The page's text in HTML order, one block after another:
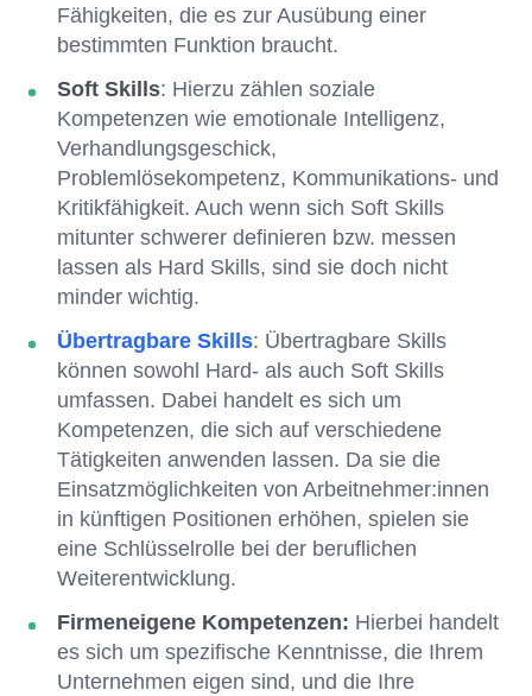
Fähigkeiten, die es zur Ausübung einer
bestimmten Funktion braucht.
Soft Skills: Hierzu zählen soziale
Kompetenzen wie emotionale Intelligenz,
Verhandlungsgeschick,
Problemlösekompetenz, Kommunikations- und
Kritikfähigkeit. Auch wenn sich Soft Skills
mitunter schwerer definieren bzw. messen
lassen als Hard Skills, sind sie doch nicht
minder wichtig.
Übertragbare Skills: Übertragbare Skills
können sowohl Hard- als auch Soft Skills
umfassen. Dabei handelt es sich um
Kompetenzen, die sich auf verschiedene
Tätigkeiten anwenden lassen. Da sie die
Einsatzmöglichkeiten von Arbeitnehmer:innen
in künftigen Positionen erhöhen, spielen sie
eine Schlüsselrolle bei der beruflichen
Weiterentwicklung.
Firmeneigene Kompetenzen: Hierbei handelt
es sich um spezifische Kenntnisse, die Ihrem
Unternehmen eigen sind, und die Ihre